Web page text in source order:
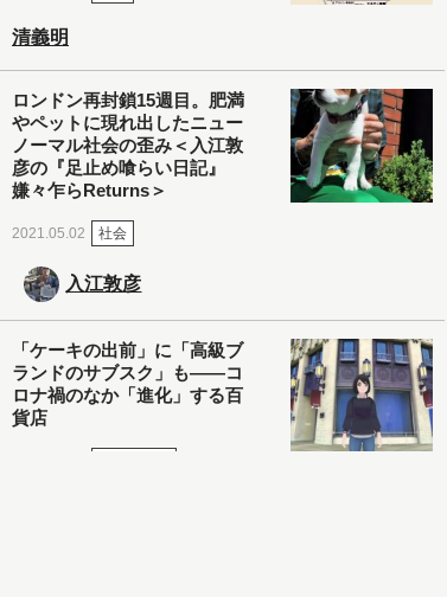
清義明
ロンドン再封鎖15週目。肥満
やペットに現れ出したニュー
ノーマル社会の歪み＜入江敦
彦の『足止め喰らい日記』
嫌々乍らReturns＞
2021.05.02 社会
入江敦彦
「ケーキの出前」に「高級ブ
ランドのサブスク」も――コ
ロナ禍のなか「進化」する百
貨店